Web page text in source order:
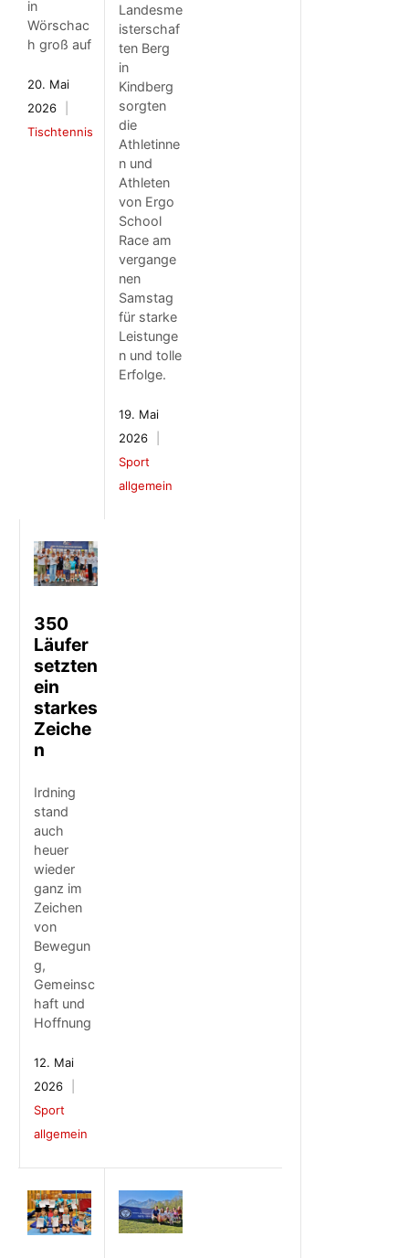
in
Wörschac
h groß auf
20. Mai
2026
Tischtennis
Landesme
isterschaf
ten Berg
in
Kindberg
sorgten
die
Athletinne
n und
Athleten
von Ergo
School
Race am
vergange
nen
Samstag
für starke
Leistunge
n und tolle
Erfolge.
19. Mai
2026
Sport
allgemein
350
Läufer
setzten
ein
starkes
Zeiche
n
Irdning
stand
auch
heuer
wieder
ganz im
Zeichen
von
Bewegun
g,
Gemeinsc
haft und
Hoffnung
12. Mai
2026
Sport
allgemein